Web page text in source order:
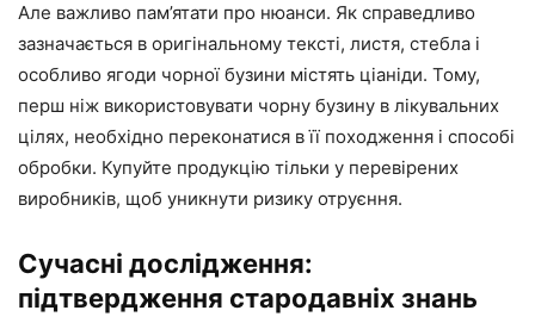
Але важливо пам’ятати про нюанси. Як справедливо
зазначається в оригінальному тексті, листя, стебла і
особливо ягоди чорної бузини містять ціаніди. Тому,
перш ніж використовувати чорну бузину в лікувальних
цілях, необхідно переконатися в її походження і способі
обробки. Купуйте продукцію тільки у перевірених
виробників, щоб уникнути ризику отруєння.
Сучасні дослідження:
підтвердження стародавніх знань